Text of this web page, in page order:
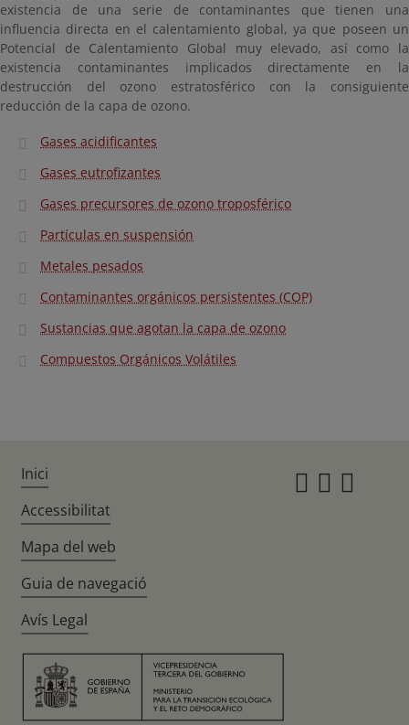
existencia de una serie de contaminantes que tienen una
influencia directa en el calentamiento global, ya que poseen un
Potencial de Calentamiento Global muy elevado, así como la
existencia contaminantes implicados directamente en la
destrucción del ozono estratosférico con la consiguiente
reducción de la capa de ozono.
Gases acidificantes
Gases eutrofizantes
Gases precursores de ozono troposférico
Partículas en suspensión
Metales pesados
Contaminantes orgánicos persistentes (COP)
Sustancias que agotan la capa de ozono
Compuestos Orgánicos Volátiles
Inici
Accessibilitat
Mapa del web
Guia de navegació
Avís Legal